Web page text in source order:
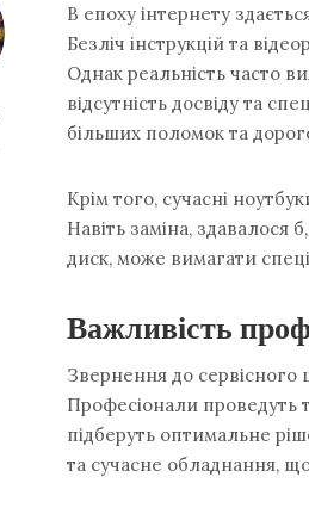
В епоху інтернету
Безліч інструкцій та
Однак реальність часто
відсутність досвіду та
більших поломок та
Крім того, сучасні
Навіть заміна, здавалося
диск, може вимагати
Важливість
Звернення до сервісного
Професіонали проведуть
підберуть оптимальне
та сучасне обладнання,